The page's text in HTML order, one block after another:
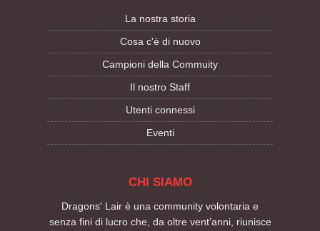
La nostra storia
Cosa c'è di nuovo
Campioni della Commuity
Il nostro Staff
Utenti connessi
Eventi
CHI SIAMO
Dragons' Lair è una community volontaria e
senza fini di lucro che, da oltre vent’anni, riunisce